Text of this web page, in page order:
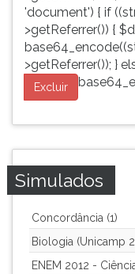
'document') { if
>getReferrer()) {
>getReferrer()); }
Excluir
Simulados
Concordância (1)
Biologia (Unicamp
ENEM 2012 -